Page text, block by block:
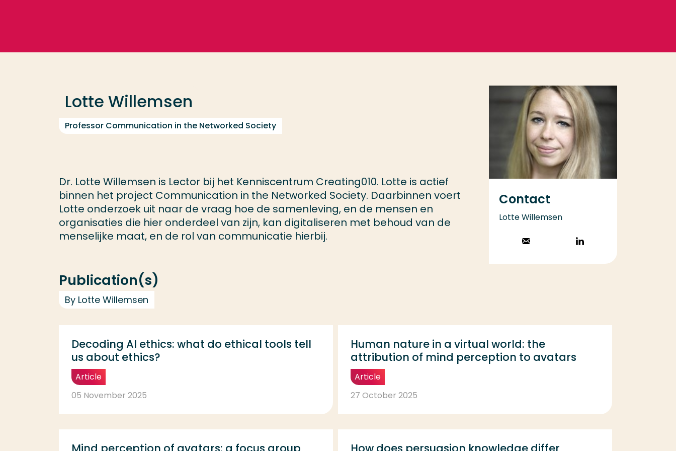
Lotte Willemsen
Professor Communication in the Networked Society
Dr. Lotte Willemsen is Lector bij het Kenniscentrum Creating010. Lotte is actief
binnen het project Communication in the Networked Society. Daarbinnen voert
Lotte onderzoek uit naar de vraag hoe de samenleving, en de mensen en
organisaties die hier onderdeel van zijn, kan digitaliseren met behoud van de
menselijke maat, en de rol van communicatie hierbij.
Contact
Lotte Willemsen
Stuur een email
LinkedIn
Publication(s)
By Lotte Willemsen
Decoding AI ethics: what do ethical tools tell
us about ethics?
Article
05 November 2025
Human nature in a virtual world: the
attribution of mind perception to avatars
Article
27 October 2025
Study programme